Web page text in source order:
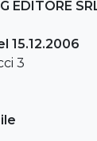
EDITORE
15.12.2006
3